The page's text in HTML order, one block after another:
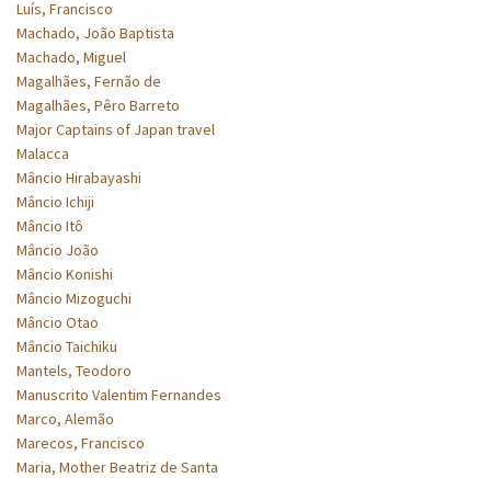
Luís, Francisco
Machado, João Baptista
Machado, Miguel
Magalhães, Fernão de
Magalhães, Pêro Barreto
Major Captains of Japan travel
Malacca
Mâncio Hirabayashi
Mâncio Ichiji
Mâncio Itô
Mâncio João
Mâncio Konishi
Mâncio Mizoguchi
Mâncio Otao
Mâncio Taichiku
Mantels, Teodoro
Manuscrito Valentim Fernandes
Marco, Alemão
Marecos, Francisco
Maria, Mother Beatriz de Santa